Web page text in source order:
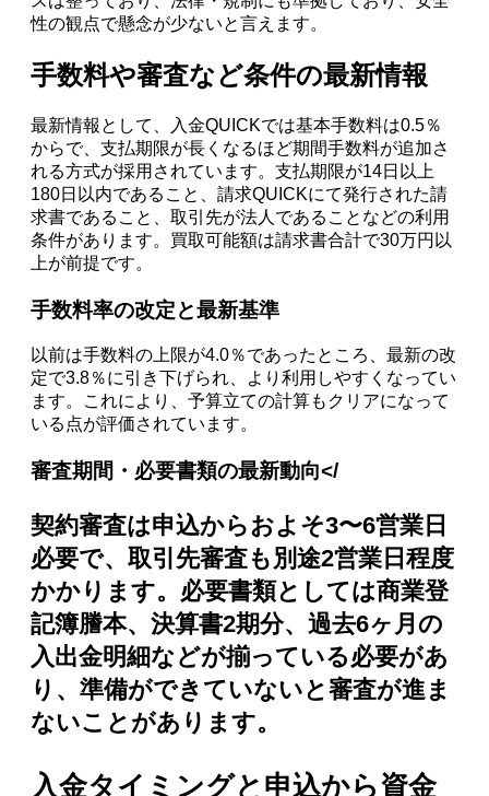
性の観点で懸念が少ないと言えます。
手数料や審査など条件の最新情報
最新情報として、入金QUICKでは基本手数料は0.5％
からで、支払期限が長くなるほど期間手数料が追加さ
れる方式が採用されています。支払期限が14日以上
180日以内であること、請求QUICKにて発行された請
求書であること、取引先が法人であることなどの利用
条件があります。買取可能額は請求書合計で30万円以
上が前提です。
手数料率の改定と最新基準
以前は手数料の上限が4.0％であったところ、最新の改
定で3.8％に引き下げられ、より利用しやすくなってい
ます。これにより、予算立ての計算もクリアになって
いる点が評価されています。
審査期間・必要書類の最新動向</
契約審査は申込からおよそ3〜6営業日
必要で、取引先審査も別途2営業日程度
かかります。必要書類としては商業登
記簿謄本、決算書2期分、過去6ヶ月の
入出金明細などが揃っている必要があ
り、準備ができていないと審査が進ま
ないことがあります。
入金タイミングと申込から資金